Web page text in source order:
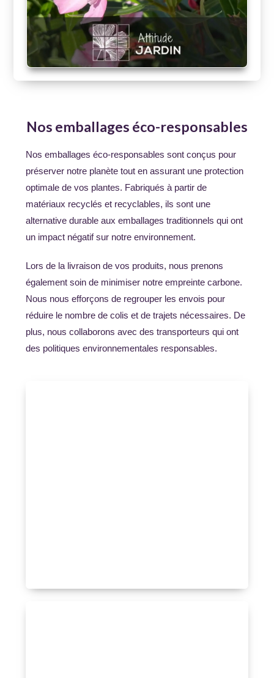
Nos emballages éco-responsables
Nos emballages éco-responsables sont conçus pour
préserver notre planète tout en assurant une protection
optimale de vos plantes. Fabriqués à partir de
matériaux recyclés et recyclables, ils sont une
alternative durable aux emballages traditionnels qui ont
un impact négatif sur notre environnement.
Lors de la livraison de vos produits, nous prenons
également soin de minimiser notre empreinte carbone.
Nous nous efforçons de regrouper les envois pour
réduire le nombre de colis et de trajets nécessaires. De
plus, nous collaborons avec des transporteurs qui ont
des politiques environnementales responsables.